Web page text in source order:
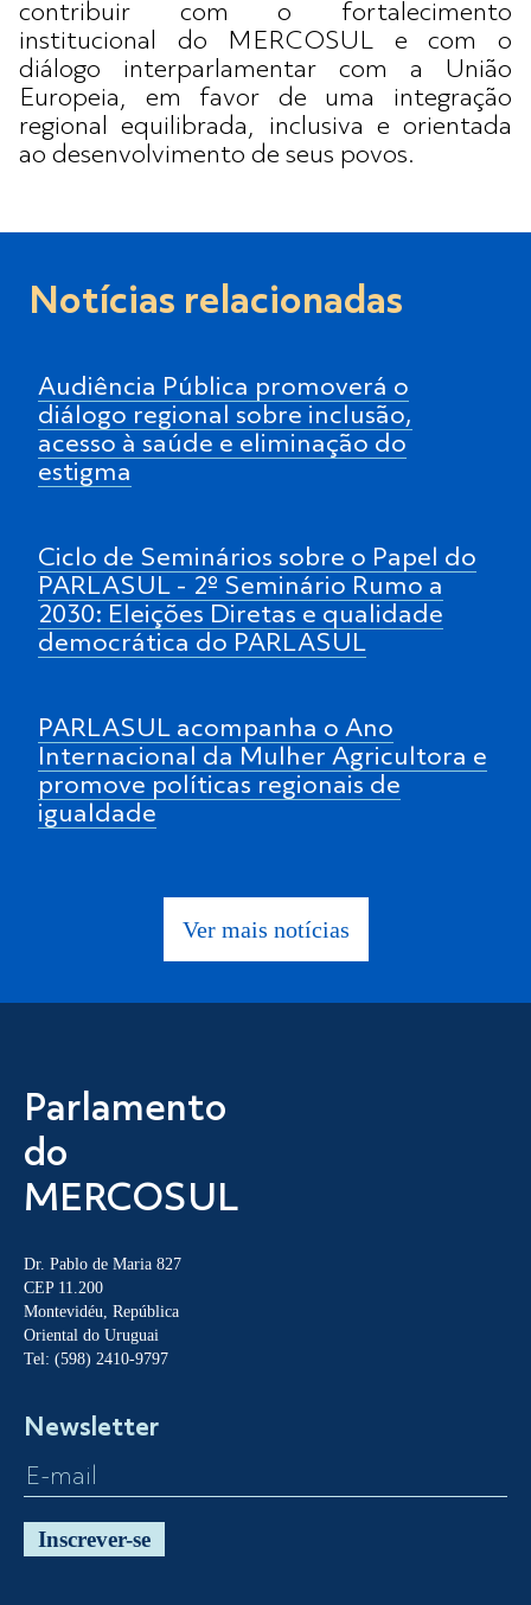
contribuir com o fortalecimento
institucional do MERCOSUL e com o
diálogo interparlamentar com a União
Europeia, em favor de uma integração
regional equilibrada, inclusiva e orientada
ao desenvolvimento de seus povos.
Notícias relacionadas
Audiência Pública promoverá o
diálogo regional sobre inclusão,
acesso à saúde e eliminação do
estigma
Ciclo de Seminários sobre o Papel do
PARLASUL - 2º Seminário Rumo a
2030: Eleições Diretas e qualidade
democrática do PARLASUL
PARLASUL acompanha o Ano
Internacional da Mulher Agricultora e
promove políticas regionais de
igualdade
Ver mais notícias
Parlamento
do
MERCOSUL
Dr. Pablo de Maria 827
CEP 11.200
Montevidéu, República
Oriental do Uruguai
Tel: (598) 2410-9797
Newsletter
Inscrever-se